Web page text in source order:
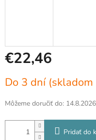
€22,46
cena:
Do 3 dní
Môžeme doručiť do: 14.8.2026
Pridať do